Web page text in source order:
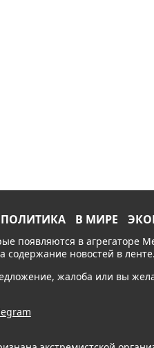
ПОЛИТИКА В МИРЕ
появляются в агрегаторе
содержание новостей в ленте.
жалоба или вы